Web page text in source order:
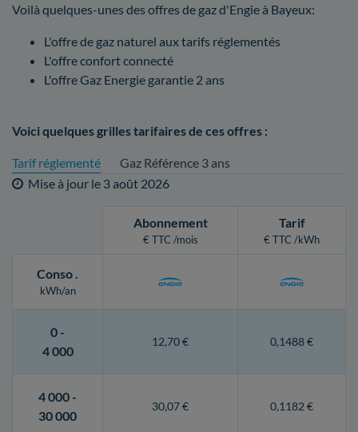
Voilà quelques-unes des offres de gaz d'Engie à Bayeux:
L'offre de gaz naturel aux tarifs réglementés
L'offre confort connecté
L'offre Gaz Energie garantie 2 ans
Voici quelques grilles tarifaires de ces offres :
Tarif réglementé
Gaz Référence 3 ans
Mise à jour le 3 août 2026
Abonnement
€ TTC /mois
Tarif
€ TTC /kWh
Conso.
kWh/an
0 -
4 000
12,70 € 0,1488 €
4 000 -
30 000
30,07 € 0,1182 €